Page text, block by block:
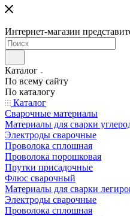
Интернет-магазин
Каталог
По всему сайту
По каталогу
Каталог
Сварочные материалы
Материалы для сварки
Электроды сварочные
Проволока сплошная
Проволока порошковая
Прутки присадочные
Флюс сварочный
Материалы для сварки
Электроды сварочные
Проволока сплошная